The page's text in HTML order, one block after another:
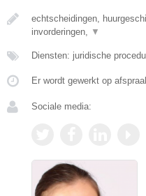
echtscheidingen,
invorderingen, ▼
Diensten: juridische
Er wordt gewerkt op
Sociale media: